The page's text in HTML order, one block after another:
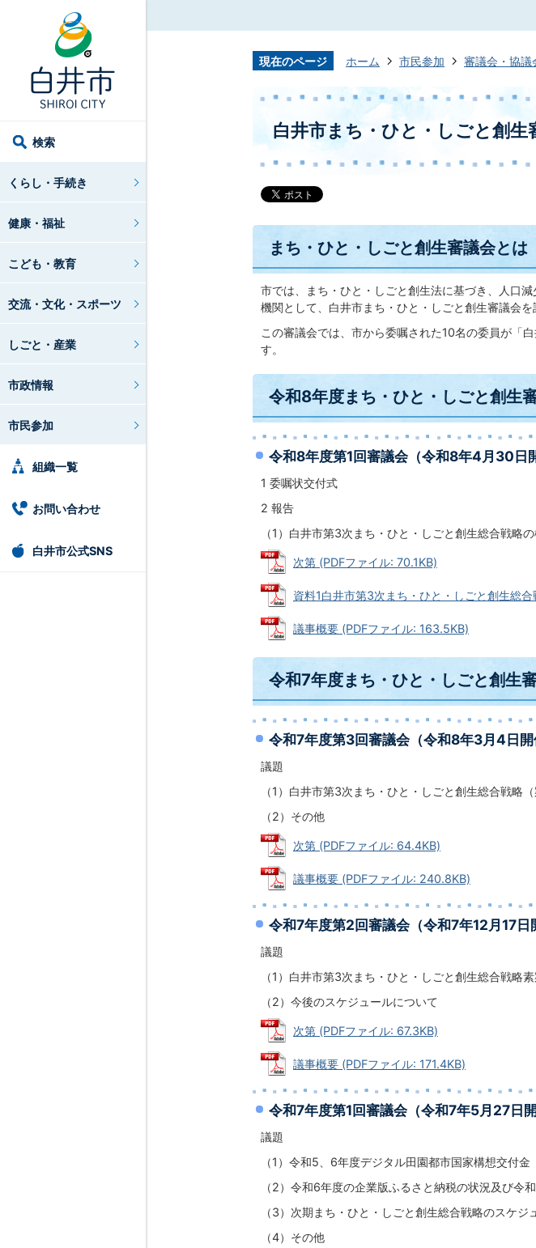
検索
くらし・手続き
健康・福祉
こども・教育
交流・文化・スポーツ
しごと・産業
市政情報
市民参加
組織一覧
お問い合わせ
白井市公式SNS
現在のページ ホーム 市民参加 審議会・協議
白井市まち・ひと・しごと創生
まち・ひと・しごと創生審議会とは
市では、まち・ひと・しごと創生法に基づき、人口
機関として、白井市まち・ひと・しごと創生審議会を
この審議会では、市から委嘱された10名の委員が「
す。
令和8年度まち・ひと・しごと創生
令和8年度第1回審議会（令和8年4月30日
1 委嘱状交付式
2 報告
（1）白井市第3次まち・ひと・しごと創生総合戦略
次第 (PDFファイル: 70.1KB)
資料1白井市第3次まち・ひと・しごと創生総
議事概要 (PDFファイル: 163.5KB)
令和7年度まち・ひと・しごと創生
令和7年度第3回審議会（令和8年3月4日開
議題
（1）白井市第3次まち・ひと・しごと創生総合戦略
（2）その他
次第 (PDFファイル: 64.4KB)
議事概要 (PDFファイル: 240.8KB)
令和7年度第2回審議会（令和7年12月17日
議題
（1）白井市第3次まち・ひと・しごと創生総合戦略
（2）今後のスケジュールについて
次第 (PDFファイル: 67.3KB)
議事概要 (PDFファイル: 171.4KB)
令和7年度第1回審議会（令和7年5月27日開
議題
（1）令和5、6年度デジタル田園都市国家構想交付
（2）令和6年度の企業版ふるさと納税の状況及び令
（3）次期まち・ひと・しごと創生総合戦略のスケジ
（4）その他